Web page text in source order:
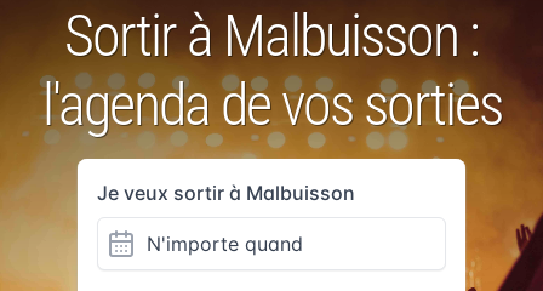
Sortir à Malbuisson :
l'agenda de vos sorties
Je veux sortir à Malbuisson